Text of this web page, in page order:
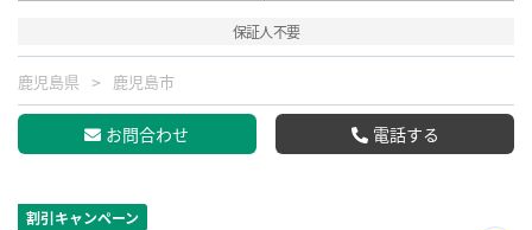
保証人不要
鹿児島県 鹿児島市
お問合わせ 電話する
割引キャンペーン